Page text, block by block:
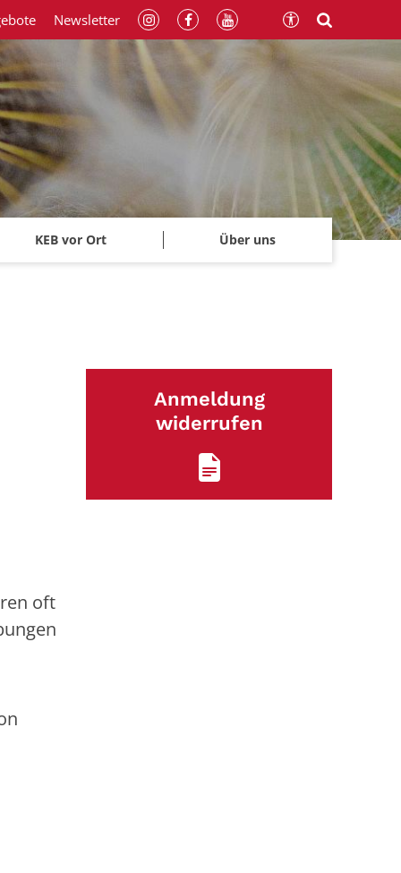
KEB vor Ort Über uns
Newsletter
oft
Anmeldung
widerrufen